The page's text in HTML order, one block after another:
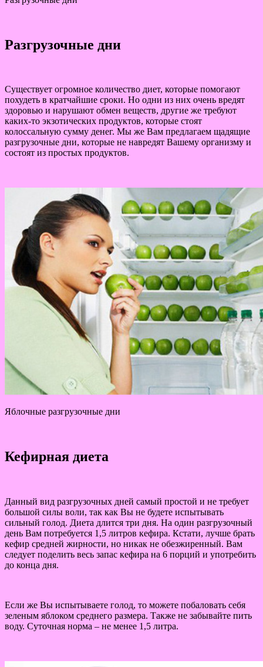
Разгрузочные дни
Существует огромное количество диет, которые помогают
похудеть в кратчайшие сроки. Но одни из них очень вредят
здоровью и нарушают обмен веществ, другие же требуют
каких-то экзотических продуктов, которые стоят
колоссальную сумму денег. Мы же Вам предлагаем щадящие
разгрузочные дни, которые не навредят Вашему организму и
состоят из простых продуктов.
Яблочные разгрузочные дни
Кефирная диета
Данный вид разгрузочных дней самый простой и не требует
большой силы воли, так как Вы не будете испытывать
сильный голод. Диета длится три дня. На один разгрузочный
день Вам потребуется 1,5 литров кефира. Кстати, лучше брать
кефир средней жирности, но никак не обезжиренный. Вам
следует поделить весь запас кефира на 6 порций и употребить
до конца дня.
Если же Вы испытываете голод, то можете побаловать себя
зеленым яблоком среднего размера. Также не забывайте пить
воду. Суточная норма – не менее 1,5 литра.